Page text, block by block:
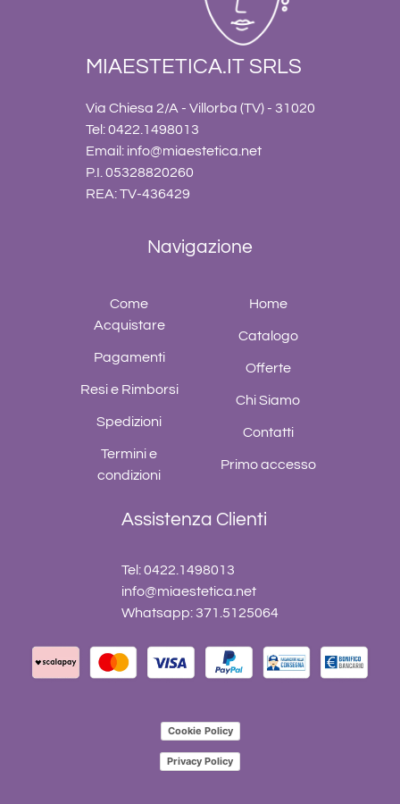
MIAESTETICA.IT SRLS
Via Chiesa 2/A - Villorba (TV) - 31020
Tel: 0422.1498013
Email: info@miaestetica.net
P.I. 05328820260
REA: TV-436429
Navigazione
Come
Acquistare
Pagamenti
Resi e Rimborsi
Spedizioni
Termini e
condizioni
Home
Catalogo
Offerte
Chi Siamo
Contatti
Primo accesso
Assistenza Clienti
Tel: 0422.1498013
info@miaestetica.net
Whatsapp: 371.5125064
Cookie Policy
Privacy Policy